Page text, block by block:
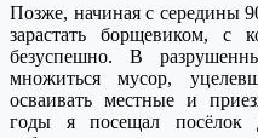
Позже, начиная с середины
зарастать борщевиком, с
безуспешно. В
множиться мусор,
осваивать местные и
годы я посещал посёлок